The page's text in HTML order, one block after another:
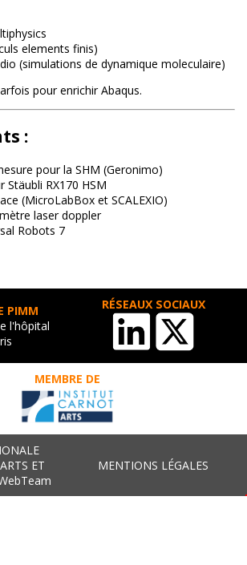
elements finis)
(simulations de dynamique moleculaire)
pour enrichir Abaqus.
:
pour la SHM (Geronimo)
Stäubli RX170 HSM
(MicroLabBox et SCALEXIO)
laser doppler
Robots 7
PIMM
l'hôpital
RÉSEAUX SOCIAUX
MEMBRE DE
ET
MENTIONS LÉGALES